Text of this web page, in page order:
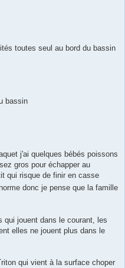
toutes seul au bord du bassin
bassin
j'ai quelques bébés poissons
gros pour échapper au
qui risque de finir en casse
donc je pense que la famille
qui jouent dans le courant, les
elles ne jouent plus dans le
qui vient à la surface choper